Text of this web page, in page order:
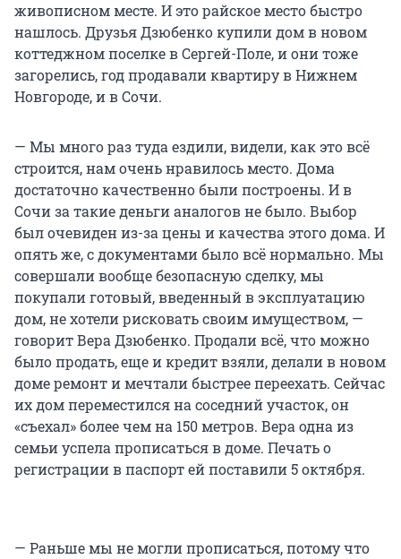
живописном месте. И это райское место быстро
нашлось. Друзья Дзюбенко купили дом в новом
коттеджном поселке в Сергей-Поле, и они тоже
загорелись, год продавали квартиру в Нижнем
Новгороде, и в Сочи.
— Мы много раз туда ездили, видели, как это всё
строится, нам очень нравилось место. Дома
достаточно качественно были построены. И в
Сочи за такие деньги аналогов не было. Выбор
был очевиден из-за цены и качества этого дома. И
опять же, с документами было всё нормально. Мы
совершали вообще безопасную сделку, мы
покупали готовый, введенный в эксплуатацию
дом, не хотели рисковать своим имуществом, —
говорит Вера Дзюбенко. Продали всё, что можно
было продать, еще и кредит взяли, делали в новом
доме ремонт и мечтали быстрее переехать. Сейчас
их дом переместился на соседний участок, он
«съехал» более чем на 150 метров. Вера одна из
семьи успела прописаться в доме. Печать о
регистрации в паспорт ей поставили 5 октября.
— Раньше мы не могли прописаться, потому что